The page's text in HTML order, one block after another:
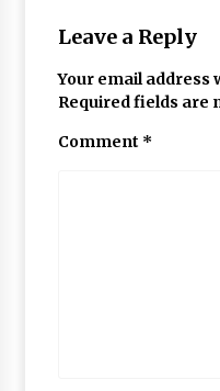
Thought
May 9,
Leave a Reply
Your email address
Required fields are
Comment *